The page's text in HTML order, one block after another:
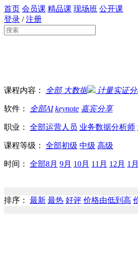
首页 会员课 精品课 现场班 公开课
登录 /注册
课程内容： 全部大数据 计量实证
软件： 全部AI keynote 嘉宾分享
职业： 全部运营人员 业务数据分析师
课程等级： 全部初级 中级 高级
时间： 全部8月 9月 10月 11月 12月 1月
排序： 最新 最热 好评 价格由低到高